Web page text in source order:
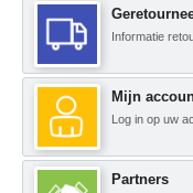
Informatie
Mijn
Log in op uw
Partners